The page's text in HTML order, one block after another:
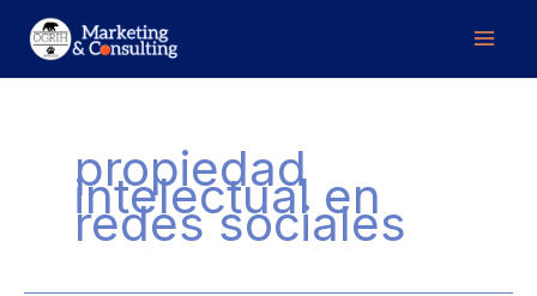
contenido
propiedad
intelectual en
redes sociales